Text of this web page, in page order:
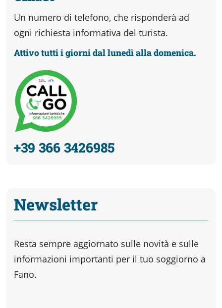
Un numero di telefono, che risponderà ad
ogni richiesta informativa del turista.
Attivo tutti i giorni dal lunedì alla domenica.
+39 366 3426985
Newsletter
Resta sempre aggiornato sulle novità e sulle
informazioni importanti per il tuo soggiorno a
Fano.